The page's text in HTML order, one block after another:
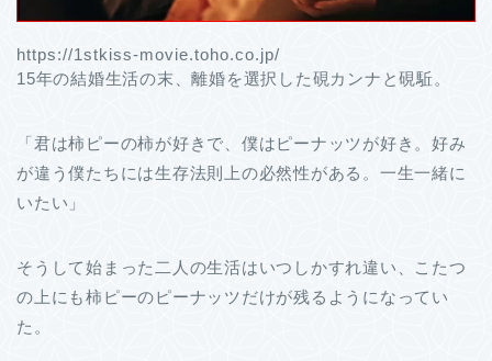
https://1stkiss-movie.toho.co.jp/
15年の結婚生活の末、離婚を選択した硯カンナと硯駈。
「君は柿ピーの柿が好きで、僕はピーナッツが好き。好み
が違う僕たちには生存法則上の必然性がある。一生一緒に
いたい」
そうして始まった二人の生活はいつしかすれ違い、こたつ
の上にも柿ピーのピーナッツだけが残るようになってい
た。